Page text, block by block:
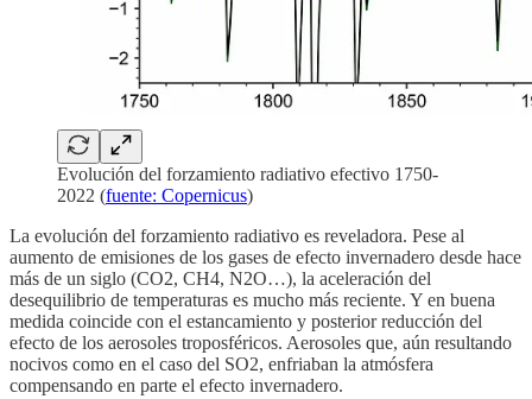
Evolución del forzamiento radiativo efectivo 1750-
2022 (fuente: Copernicus)
La evolución del forzamiento radiativo es reveladora. Pese al
aumento de emisiones de los gases de efecto invernadero desde hace
más de un siglo (CO2, CH4, N2O…), la aceleración del
desequilibrio de temperaturas es mucho más reciente. Y en buena
medida coincide con el estancamiento y posterior reducción del
efecto de los aerosoles troposféricos. Aerosoles que, aún resultando
nocivos como en el caso del SO2, enfriaban la atmósfera
compensando en parte el efecto invernadero.